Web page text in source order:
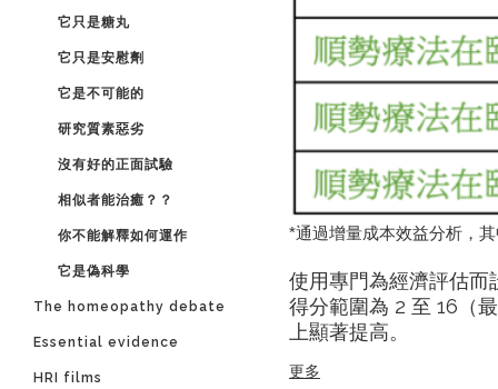
它只是糖丸
它只是安慰劑
它是不可能的
研究質素惡劣
沒有好的正面試驗
相似者能治癒？？
你不能解釋如何運作
它是偽科學
The homeopathy debate
Essential evidence
HRI films
*通過增量成本效益分析，
使用專門為經濟評估
得分範圍為 2 至 16（
上顯著提高。
更多